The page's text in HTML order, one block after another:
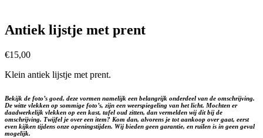
Antiek lijstje met prent
€15,00
Klein antiek lijstje met prent.
Bekijk de foto’s goed, deze vormen namelijk een belangrijk onderdeel van de omschrijving.
De witte vlekken op sommige foto’s, zijn een weerspiegeling van het licht. Mochten er
daadwerkelijk vlekken op een kast, tafel oud zitten, dan vermelden wij dit bij de
omschrijving. Twijfel je over een item? Kom dan, alvorens je tot aankoop over gaat, eerst
even kijken tijdens onze openingstijden. Wij bieden geen garantie, en ruilen is in geen geval
mogelijk.